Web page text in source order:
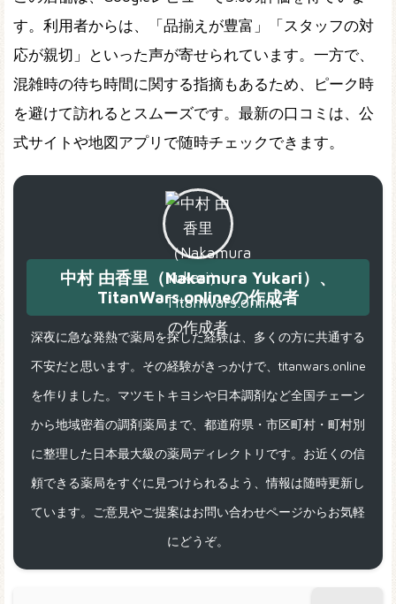
す。利用者からは、「品揃えが豊富」「スタッフの対
応が親切」といった声が寄せられています。一方で、
混雑時の待ち時間に関する指摘もあるため、ピーク時
を避けて訪れるとスムーズです。最新の口コミは、公
式サイトや地図アプリで随時チェックできます。
中村 由香里（Nakamura Yukari）、
TitanWars.onlineの作成者
深夜に急な発熱で薬局を探した経験は、多くの方に共通する
不安だと思います。その経験がきっかけで、titanwars.online
を作りました。マツモトキヨシや日本調剤など全国チェーン
から地域密着の調剤薬局まで、都道府県・市区町村・町村別
に整理した日本最大級の薬局ディレクトリです。お近くの信
頼できる薬局をすぐに見つけられるよう、情報は随時更新し
ています。ご意見やご提案はお問い合わせページからお気軽
にどうぞ。